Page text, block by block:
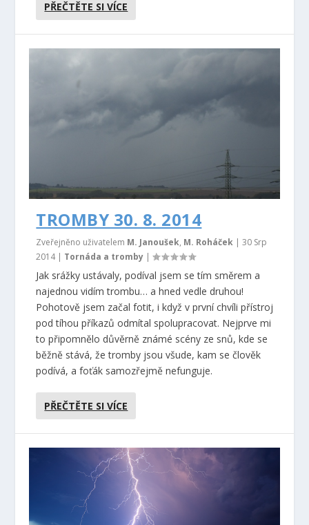
PŘEČTĚTE SI VÍCE
TROMBY 30. 8. 2014
Zveřejněno uživatelem M. Janoušek, M. Roháček |30 Srp
2014| Tornáda a tromby |
Jak srážky ustávaly, podíval jsem se tím směrem a
najednou vidím trombu… a hned vedle druhou!
Pohotově jsem začal fotit, i když v první chvíli přístroj
pod tíhou příkazů odmítal spolupracovat. Nejprve mi
to připomnělo důvěrně známé scény ze snů, kde se
běžně stává, že tromby jsou všude, kam se člověk
podívá, a foťák samozřejmě nefunguje.
PŘEČTĚTE SI VÍCE